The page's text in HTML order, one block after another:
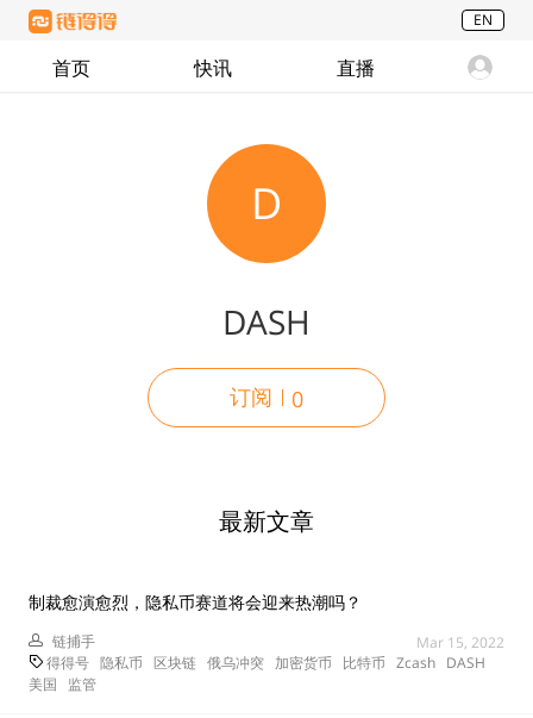
EN
首页 快讯 直播
D
DASH
订阅 0
最新文章
制裁愈演愈烈，隐私币赛道将会迎来热潮吗？
链捕手
Mar 15, 2022
得得号 隐私币 区块链 俄乌冲突 加密货币 比特币 Zcash DASH
美国
监管